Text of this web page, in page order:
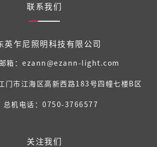
联系我们
英乍尼照明科技有限公司
箱：ezann@ezann-light.com
门市江海区高新西路183号四幢七楼B区
总机电话：0750-3766577
关注我们